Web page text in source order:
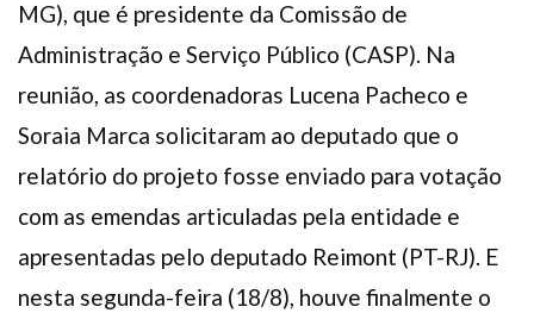
MG), que é presidente da Comissão de
Administração e Serviço Público (CASP). Na
reunião, as coordenadoras Lucena Pacheco e
Soraia Marca solicitaram ao deputado que o
relatório do projeto fosse enviado para votação
com as emendas articuladas pela entidade e
apresentadas pelo deputado Reimont (PT-RJ). E
nesta segunda-feira (18/8), houve finalmente o